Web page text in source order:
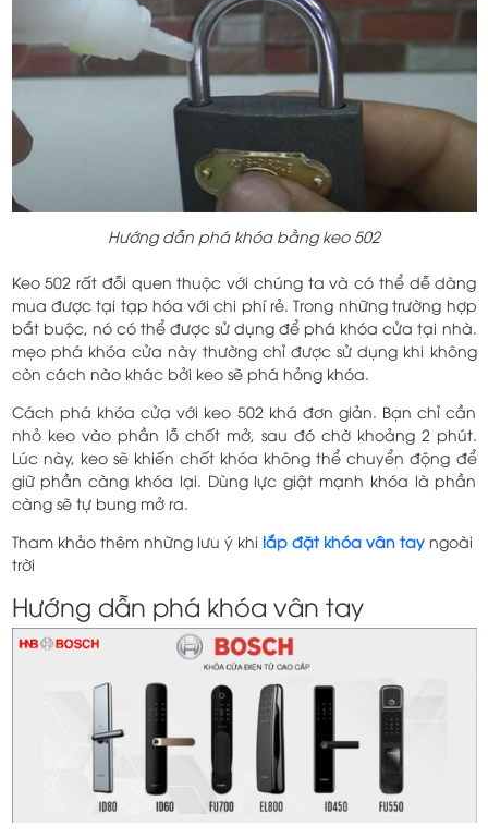
Hướng dẫn phá khóa bằng keo 502
Keo 502 rất đỗi quen thuộc với chúng ta và có thể dễ dàng
mua được tại tạp hóa với chi phí rẻ. Trong những trường hợp
bắt buộc, nó có thể được sử dụng để phá khóa cửa tại nhà.
mẹo phá khóa cửa này thường chỉ được sử dụng khi không
còn cách nào khác bởi keo sẽ phá hỏng khóa.
Cách phá khóa cửa với keo 502 khá đơn giản. Bạn chỉ cần
nhỏ keo vào phần lỗ chốt mở, sau đó chờ khoảng 2 phút.
Lúc này, keo sẽ khiến chốt khóa không thể chuyển động để
giữ phần càng khóa lại. Dùng lực giật mạnh khóa là phần
càng sẽ tự bung mở ra.
Tham khảo thêm những lưu ý khi lắp đặt khóa vân tayngoài
trời
Hướng dẫn phá khóa vân tay